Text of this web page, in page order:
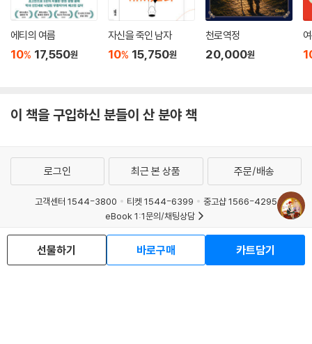
에티의 여름
10% 17,550원
자신을 죽인 남자
10% 15,750원
천로역정
20,000원
이 책을 구입하신 분들이 산 분야 책
선물하기 바로구매 카트담기
로그인 최근 본 상품 주문/배송
고객센터 1544-3800 티켓 1544-6399
중고샵 1566-4295
eBook 1:1문의/채팅상담
예스이십사(주) 사업자 정보
이용약관
개인정보처리방침
청소년보호정책